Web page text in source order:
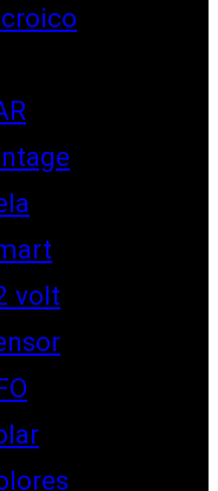
volt